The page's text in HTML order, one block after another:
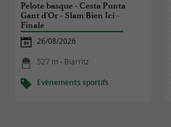
Pelote basque - Cesta Punta
Gant d'Or - Slam Bien Ici -
Finale
26/08/2026
527 m - Biarritz
Evènements sportifs